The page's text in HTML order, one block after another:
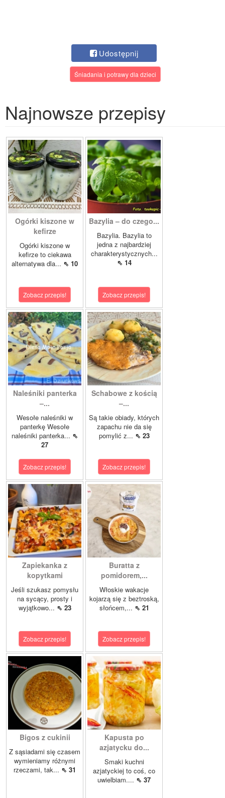
Udostępnij
Śniadania i potrawy dla dzieci
Najnowsze przepisy
Ogórki kiszone w
kefirze
Ogórki kiszone w
kefirze to ciekawa
alternatywa dla... ⇖ 10
Zobacz przepis!
Bazylia – do czego...
Bazylia. Bazylia to
jedna z najbardziej
charakterystycznych...
⇖ 14
Zobacz przepis!
Naleśniki panterka
–...
Wesołe naleśniki w
panterkę Wesołe
naleśniki panterka... ⇖
27
Zobacz przepis!
Schabowe z kością
–...
Są takie obiady, których
zapachu nie da się
pomylić z... ⇖ 23
Zobacz przepis!
Zapiekanka z
kopytkami
Jeśli szukasz pomysłu
na sycący, prosty i
wyjątkowo... ⇖ 23
Zobacz przepis!
Buratta z
pomidorem,...
Włoskie wakacje
kojarzą się z beztroską,
słońcem,... ⇖ 21
Zobacz przepis!
Bigos z cukinii
Z sąsiadami się czasem
wymieniamy różnymi
rzeczami, tak... ⇖ 31
Kapusta po
azjatycku do...
Smaki kuchni
azjatyckiej to coś, co
uwielbiam.... ⇖ 37